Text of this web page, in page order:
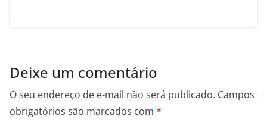
Deixe um comentário
O seu endereço de e-mail não será publicado. Campos
obrigatórios são marcados com *